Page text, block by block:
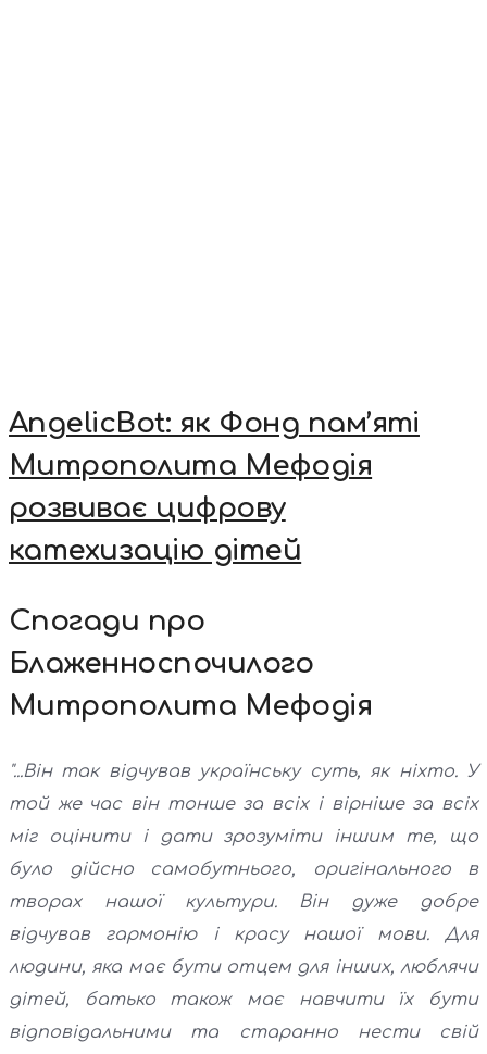
AngelicBot: як Фонд пам’яті
Митрополита Мефодія
розвиває цифрову
катехизацію дітей
Спогади про
Блаженноспочилого
Митрополита Мефодія
"...Він так відчував українську суть, як ніхто. У
той же час він тонше за всіх і вірніше за всіх
міг оцінити і дати зрозуміти іншим те, що
було дійсно самобутнього, оригінального в
творах нашої культури. Він дуже добре
відчував гармонію і красу нашої мови. Для
людини, яка має бути отцем для інших, люблячи
дітей, батько також має навчити їх бути
відповідальними та старанно нести свій